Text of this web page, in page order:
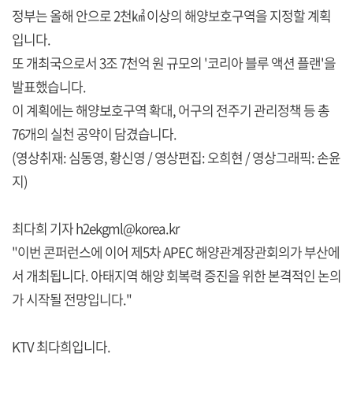
정부는 올해 안으로 2천㎢ 이상의 해양보호구역을 지정할 계획
입니다.
또 개최국으로서 3조 7천억 원 규모의 '코리아 블루 액션 플랜'을
발표했습니다.
이 계획에는 해양보호구역 확대, 어구의 전주기 관리정책 등 총
76개의 실천 공약이 담겼습니다.
(영상취재: 심동영, 황신영 / 영상편집: 오희현 / 영상그래픽: 손윤
지)
최다희 기자 h2ekgml@korea.kr
"이번 콘퍼런스에 이어 제5차 APEC 해양관계장관회의가 부산에
서 개최됩니다. 아태지역 해양 회복력 증진을 위한 본격적인 논의
가 시작될 전망입니다."
KTV 최다희입니다.